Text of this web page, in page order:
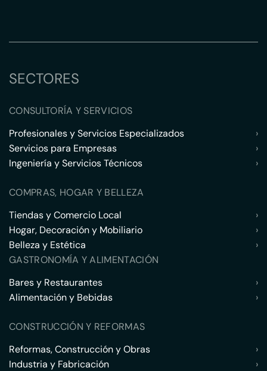
SECTORES
CONSULTORÍA Y SERVICIOS
Profesionales y Servicios Especializados
›
Servicios para Empresas
›
Ingeniería y Servicios Técnicos
›
COMPRAS, HOGAR Y BELLEZA
Tiendas y Comercio Local
›
Hogar, Decoración y Mobiliario
›
Belleza y Estética
›
GASTRONOMÍA Y ALIMENTACIÓN
Bares y Restaurantes
›
Alimentación y Bebidas
›
CONSTRUCCIÓN Y REFORMAS
Reformas, Construcción y Obras
›
Industria y Fabricación
›